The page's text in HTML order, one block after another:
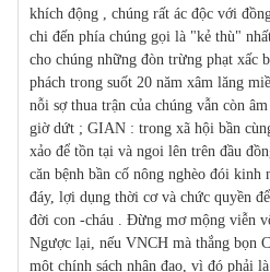
khích động , chúng rất ác độc với
chi đến phía chúng gọi là "kẻ thù"
cho chúng những đòn trừng phạt xấc
phách trong suốt 20 năm xâm lăng
nỗi sợ thua trận của chúng vẫn còn
giờ dứt ; GIAN : trong xã hội bần
xảo để tồn tại và ngoi lên trên đầu
căn bệnh bần cố nông nghèo đói kinh
đáy, lợi dụng thời cơ và chức quyền
đời con -cháu . Đừng mơ mộng viễn
Ngược lại, nếu VNCH mà thắng bọn
một chính sách nhân đạo, vì đó phải